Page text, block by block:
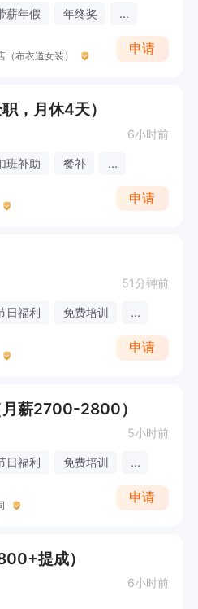
薪年假 年终奖 ...
布衣道女装）
申请
，月休4天）
6小时前
班补助 餐补 ...
申请
51分钟前
日福利 免费培训 ...
申请
薪2700-2800）
5小时前
日福利 免费培训 ...
申请
提成）
6小时前